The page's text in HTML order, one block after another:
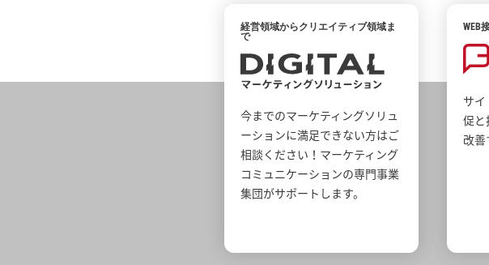
経営領域からクリエイティブ領域ま
で
今までのマーケティングソリュ
ーションに満足できない方はご
相談ください！マーケティング
コミュニケーションの専門事業
集団がサポートします。
WEB
サ
促と
改善